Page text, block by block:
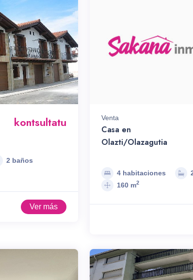
kontsultatu
2 baños
Ver más
Venta
Casa en
Olazti/Olazagutia
4 habitaciones
160 m2